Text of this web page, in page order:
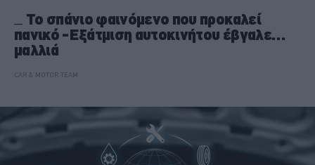
Το σπάνιο φαινόμενο που προκαλεί
πανικό -Εξάτμιση αυτοκινήτου έβγαλε…
μαλλιά
CAR & MOTOR TEAM